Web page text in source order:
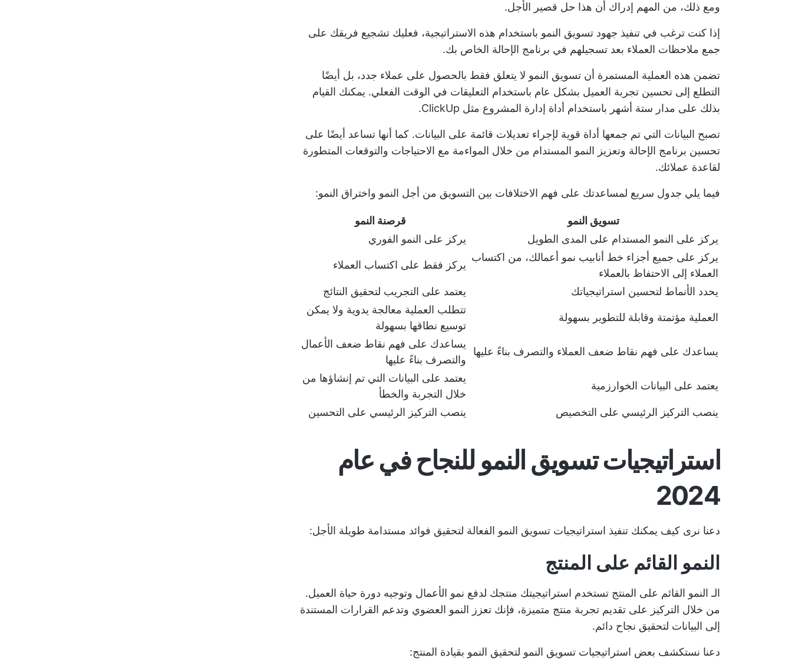
ومع ذلك، من المهم إدراك أن هذا حل قصير الأجل.
إذا كنت ترغب في تنفيذ جهود تسويق النمو باستخدام هذه الاستراتيجية، فعليك تشجيع فريقك على
جمع ملاحظات العملاء بعد تسجيلهم في برنامج الإحالة الخاص بك.
تضمن هذه العملية المستمرة أن تسويق النمو لا يتعلق فقط بالحصول على عملاء جدد، بل أيضًا
التطلع إلى تحسين تجربة العميل بشكل عام باستخدام التعليقات في الوقت الفعلي. يمكنك القيام
بذلك على مدار ستة أشهر باستخدام أداة إدارة المشروع مثل ClickUp.
تصبح البيانات التي تم جمعها أداة قوية لإجراء تعديلات قائمة على البيانات. كما أنها تساعد أيضًا على
تحسين برنامج الإحالة وتعزيز النمو المستدام من خلال المواءمة مع الاحتياجات والتوقعات المتطورة
لقاعدة عملائك.
فيما يلي جدول سريع لمساعدتك على فهم الاختلافات بين التسويق من أجل النمو واختراق النمو:
تسويق النمو
قرصنة النمو
يركز على النمو المستدام على المدى الطويل
يركز على النمو الفوري
يركز على جميع أجزاء خط أنابيب نمو أعمالك، من اكتساب
العملاء إلى الاحتفاظ بالعملاء
يركز فقط على اكتساب العملاء
يحدد الأنماط لتحسين استراتيجياتك يعتمد على التجريب لتحقيق النتائج
العملية مؤتمتة وقابلة للتطوير بسهولة
تتطلب العملية معالجة يدوية ولا يمكن
توسيع نطاقها بسهولة
يساعدك على فهم نقاط ضعف العملاء والتصرف بناءً عليها
يساعدك على فهم نقاط ضعف الأعمال
والتصرف بناءً عليها
يعتمد على البيانات الخوارزمية
يعتمد على البيانات التي تم إنشاؤها من
خلال التجربة والخطأ
ينصب التركيز الرئيسي على التخصيص
ينصب التركيز الرئيسي على التحسين
استراتيجيات تسويق النمو للنجاح في عام
2024
دعنا نرى كيف يمكنك تنفيذ استراتيجيات تسويق النمو الفعالة لتحقيق فوائد مستدامة طويلة الأجل:
النمو القائم على المنتج
الـ النمو القائم على المنتج تستخدم استراتيجيتك منتجك لدفع نمو الأعمال وتوجيه دورة حياة العميل.
من خلال التركيز على تقديم تجربة منتج متميزة، فإنك تعزز النمو العضوي وتدعم القرارات المستندة
إلى البيانات لتحقيق نجاح دائم.
دعنا نستكشف بعض استراتيجيات تسويق النمو لتحقيق النمو بقيادة المنتج: